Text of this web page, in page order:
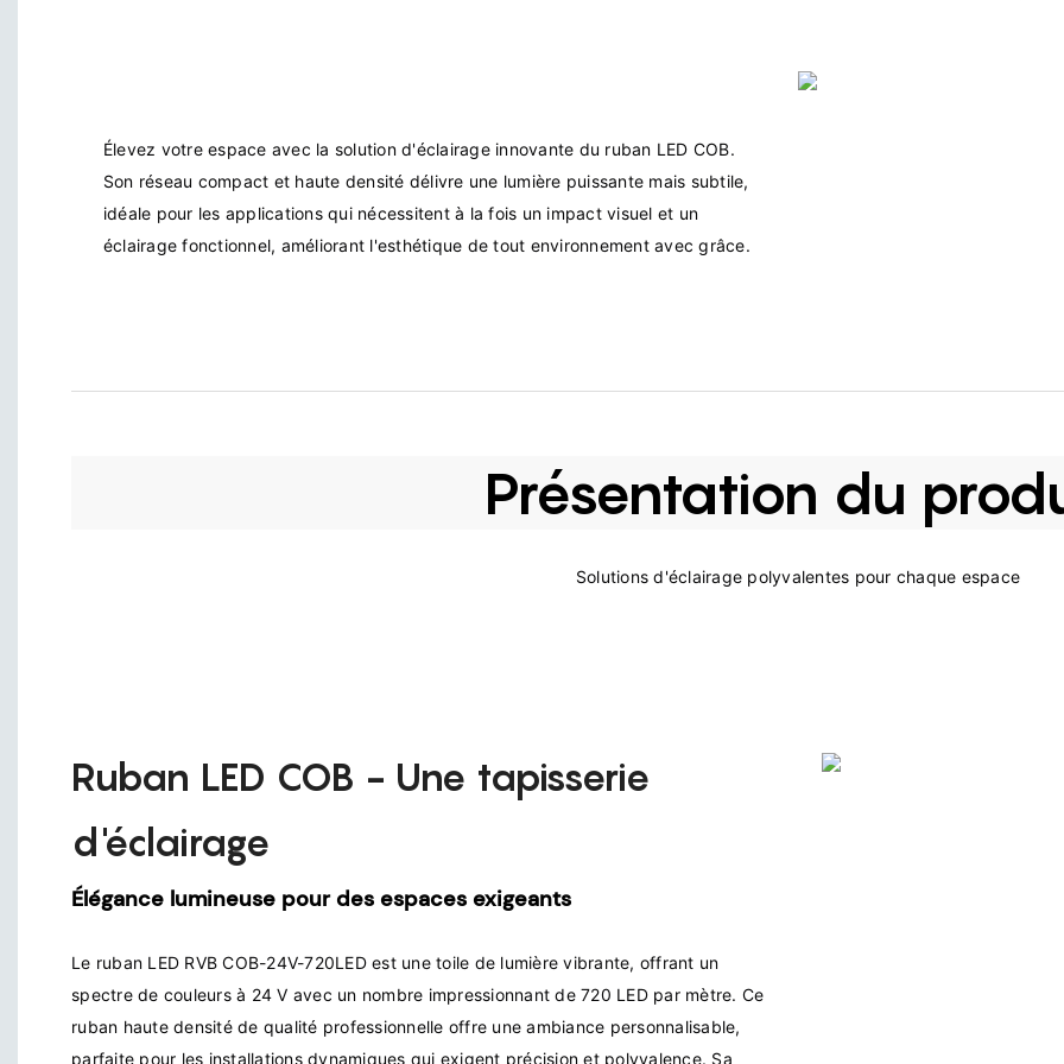
Élevez votre espace avec la solution d'éclairage innovante du ruban LED COB.
Son réseau compact et haute densité délivre une lumière puissante mais subtile,
idéale pour les applications qui nécessitent à la fois un impact visuel et un
Présentation du
Ruban LED COB - Une tapisserie
d'éclairage
Élégance lumineuse pour des espaces exigeants
Le ruban LED RVB COB-24V-720LED est une toile de lumière vibrante, offrant un
spectre de couleurs à 24 V avec un nombre impressionnant de 720 LED par mètre. Ce
ruban haute densité de qualité professionnelle offre une ambiance personnalisable,
parfaite pour les installations dynamiques qui exigent précision et polyvalence. Sa